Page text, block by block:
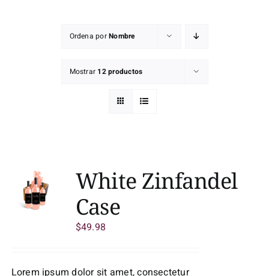
Ordena porNombre
Mostrar 12 productos
White Zinfandel
Case
$49.98
Lorem ipsum dolor sit amet, consectetur